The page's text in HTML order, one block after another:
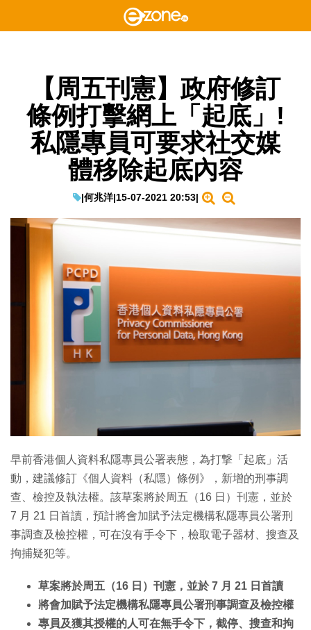
【周五刊憲】政府修訂
條例打擊網上「起底」!
私隱專員可要求社交媒
體移除起底內容
|何兆洋|15-07-2021 20:53|
早前香港個人資料私隱專員公署表態，為打撃「起底」活
動，建議修訂《個人資料（私隱）條例》，新增的刑事調
查、檢控及執法權。該草案將於周五（16 日）刊憲，並於
7 月 21 日首讀，預計將會加賦予法定機構私隱專員公署刑
事調查及檢控權，可在沒有手令下，檢取電子器材、搜查及
拘捕疑犯等。
草案將於周五（16 日）刊憲，並於 7 月 21 日首讀
將會加賦予法定機構私隱專員公署刑事調查及檢控權
專員及獲其授權的人可在無手令下，截停、搜查和拘